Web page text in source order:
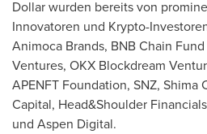
Dollar wurden bereits von
Innovatoren und Krypto-
Animoca Brands, BNB Chain
Ventures, OKX Blockdream
APENFT Foundation, SNZ, Shima
Capital, Head&Shoulder
und Aspen Digital.